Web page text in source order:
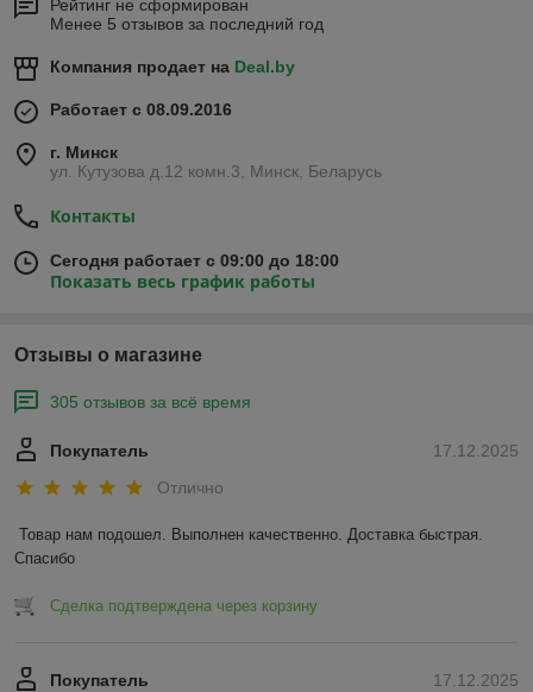
Рейтинг не сформирован
Менее 5 отзывов за последний год
Компания продает на Deal.by
Работает с 08.09.2016
г. Минск
ул. Кутузова д.12 комн.3, Минск, Беларусь
Контакты
Сегодня работает с 09:00 до 18:00
Показать весь график работы
Отзывы о магазине
305 отзывов за всё время
17.12.2025
Покупатель
Отлично
Товар нам подошел. Выполнен качественно. Доставка быстрая.
Спасибо
Сделка подтверждена через корзину
17.12.2025
Покупатель